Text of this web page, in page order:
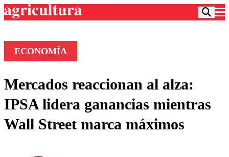
Frecuencias
Agricultura TV
Deportes
Colo Colo
Entretención
ECONOMÍA
Mercados reaccionan al alza:
IPSA lidera ganancias mientras
Wall Street marca máximos